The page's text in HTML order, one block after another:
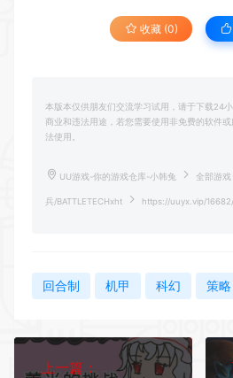
收藏 (0)
本版本仅供朋友们交流学习试用，请于下载24
商业和违法用途，若您需要使用非免费的软件
法使用。
UU游戏-你的游戏仓库-小韩兔 全部游戏
兵/BATTLETECHxht https://uuyx.vip/
回合制 机甲 科幻 策略
上一篇：